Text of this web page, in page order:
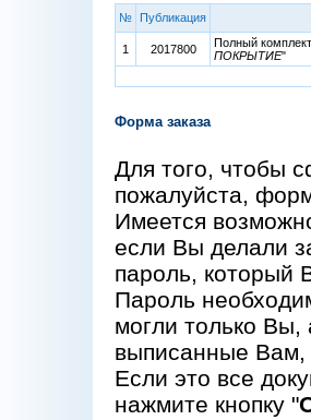
№ Публикация
1 2017800
Полный
ПОКРЫТИЕ"
Форма заказа
Для того, чтобы
пожалуйста,
Имеется
если Вы делали
пароль, который
Пароль
могли только Вы,
выписанные Вам,
Если это все
нажмите кнопку "